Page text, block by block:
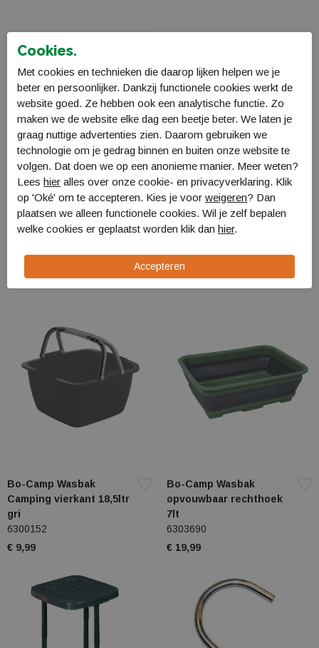
Brunner Vinis kunststof
emmer 14l
1176310
Bo-Camp Wasbak
Camping vierkant 18,5ltr
bla
€ 9,99
Bo-Camp Wasbak
Camping vierkant 18,5ltr
gri
6300152
€ 9,99
Bo-Camp Wasbak
opvouwbaar rechthoek
7lt
6303690
€ 19,99
Cookies.
Met cookies en technieken die daarop lijken helpen we je
beter en persoonlijker. Dankzij functionele cookies werkt de
website goed. Ze hebben ook een analytische functie. Zo
maken we de website elke dag een beetje beter. We laten je
graag nuttige advertenties zien. Daarom gebruiken we
technologie om je gedrag binnen en buiten onze website te
volgen. Dat doen we op een anonieme manier. Meer weten?
Lees hier alles over onze cookie- en privacyverklaring. Klik
op 'Oké' om te accepteren. Kies je voor weigeren? Dan
plaatsen we alleen functionele cookies. Wil je zelf bepalen
welke cookies er geplaatst worden klik dan hier.